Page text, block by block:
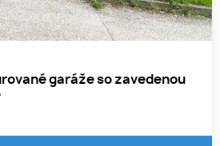
1 2 3
garáže so zavedenou